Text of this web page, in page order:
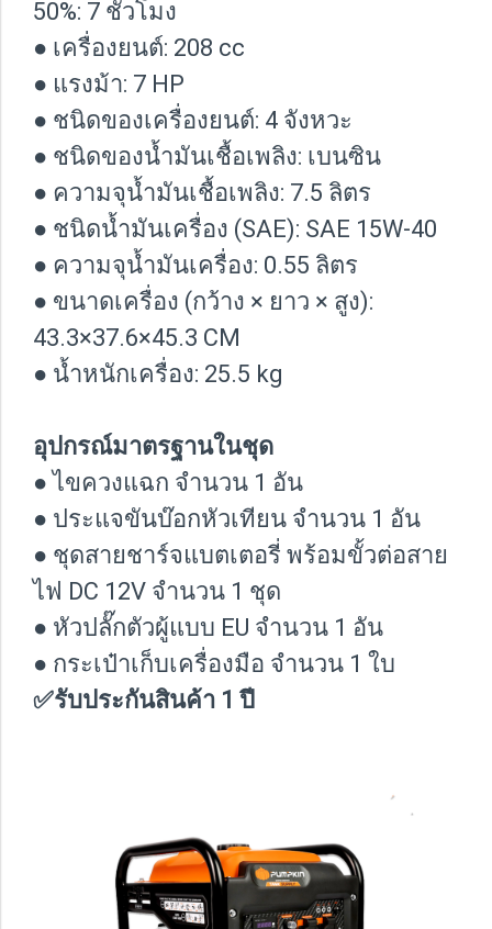
50%: 7 ชั่วโมง
● เครื่องยนต์: 208 cc
● แรงม้า: 7 HP
● ชนิดของเครื่องยนต์: 4 จังหวะ
● ชนิดของน้ำมันเชื้อเพลิง: เบนซิน
● ความจุน้ำมันเชื้อเพลิง: 7.5 ลิตร
● ชนิดน้ำมันเครื่อง (SAE): SAE 15W-40
● ความจุน้ำมันเครื่อง: 0.55 ลิตร
● ขนาดเครื่อง (กว้าง × ยาว × สูง):
43.3×37.6×45.3 CM
● น้ำหนักเครื่อง: 25.5 kg
อุปกรณ์มาตรฐานในชุด
● ไขควงแฉก จำนวน 1 อัน
● ประแจขันบ๊อกหัวเทียน จำนวน 1 อัน
● ชุดสายชาร์จแบตเตอรี่ พร้อมขั้วต่อสาย
ไฟ DC 12V จำนวน 1 ชุด
● หัวปลั๊กตัวผู้แบบ EU จำนวน 1 อัน
● กระเป๋าเก็บเครื่องมือ จำนวน 1 ใบ
✅รับประกันสินค้า 1 ปี